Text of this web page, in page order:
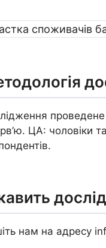
ЦА: чоловіки
нам на адресу